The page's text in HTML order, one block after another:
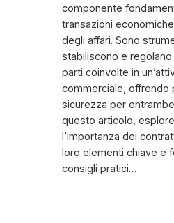
componente
transazioni
degli affari. Sono
stabiliscono e
parti coinvolte in
commerciale, offrendo
sicurezza per
questo articolo,
l’importanza dei
loro elementi chiave e
consigli pratici…